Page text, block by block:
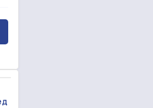
персональных данных